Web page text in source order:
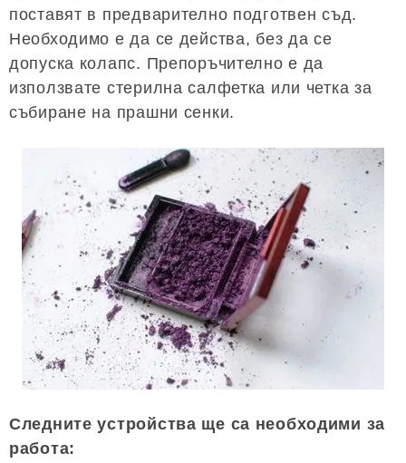
поставят в предварително подготвен съд.
Необходимо е да се действа, без да се
допуска колапс. Препоръчително е да
използвате стерилна салфетка или четка за
събиране на прашни сенки.
Следните устройства ще са необходими за
работа: